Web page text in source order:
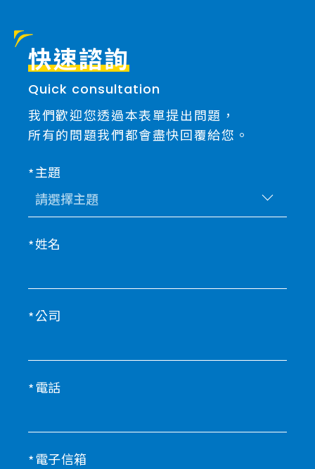
快速諮詢
Quick consultation
我們歡迎您透過本表單提出問題，
所有的問題我們都會盡快回覆給您。
主題
姓名
公司
電話
電子信箱